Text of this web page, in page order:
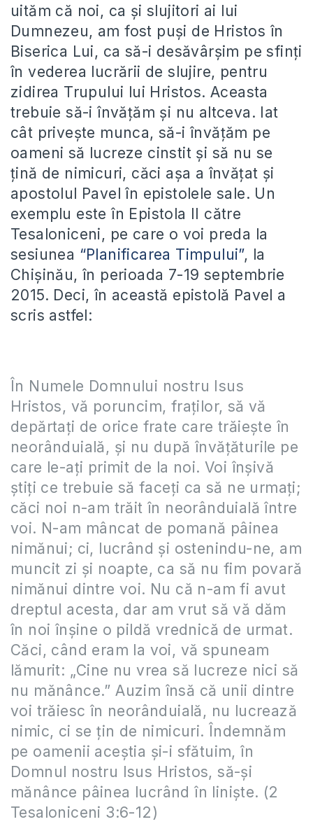
uităm că noi, ca și slujitori ai lui
Dumnezeu, am fost puși de Hristos în
Biserica Lui, ca să-i desăvârșim pe sfinți
în vederea lucrării de slujire, pentru
zidirea Trupului lui Hristos. Aceasta
trebuie să-i învățăm și nu altceva. Iat
cât privește munca, să-i învățăm pe
oameni să lucreze cinstit și să nu se
țină de nimicuri, căci așa a învățat și
apostolul Pavel în epistolele sale. Un
exemplu este în Epistola II către
Tesaloniceni, pe care o voi preda la
sesiunea “Planificarea Timpului”, la
Chișinău, în perioada 7-19 septembrie
2015. Deci, în această epistolă Pavel a
scris astfel:
În Numele Domnului nostru Isus
Hristos, vă poruncim, fraţilor, să vă
depărtaţi de orice frate care trăieşte în
neorânduială, şi nu după învăţăturile pe
care le-aţi primit de la noi. Voi înşivă
ştiţi ce trebuie să faceţi ca să ne urmaţi;
căci noi n-am trăit în neorânduială între
voi. N-am mâncat de pomană pâinea
nimănui; ci, lucrând şi ostenindu-ne, am
muncit zi şi noapte, ca să nu fim povară
nimănui dintre voi. Nu că n-am fi avut
dreptul acesta, dar am vrut să vă dăm
în noi înşine o pildă vrednică de urmat.
Căci, când eram la voi, vă spuneam
lămurit: „Cine nu vrea să lucreze nici să
nu mănânce.” Auzim însă că unii dintre
voi trăiesc în neorânduială, nu lucrează
nimic, ci se ţin de nimicuri. Îndemnăm
pe oamenii aceştia şi-i sfătuim, în
Domnul nostru Isus Hristos, să-şi
mănânce pâinea lucrând în linişte. (2
Tesaloniceni 3:6-12)